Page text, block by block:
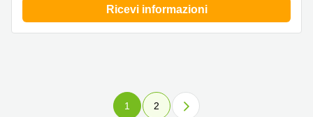
Ricevi informazioni
1 2